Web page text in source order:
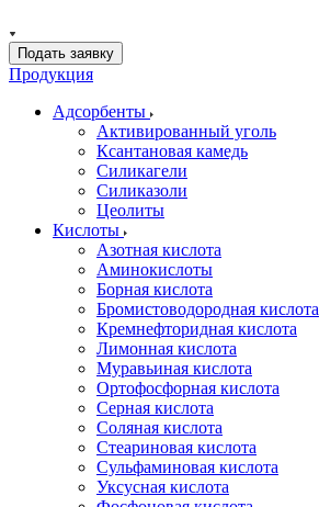
Подать заявку
Продукция
Адсорбенты
Активированный уголь
Ксантановая камедь
Силикагели
Силиказоли
Цеолиты
Кислоты
Азотная кислота
Аминокислоты
Борная кислота
Бромистоводородная кислота
Кремнефторидная кислота
Лимонная кислота
Муравьиная кислота
Ортофосфорная кислота
Серная кислота
Соляная кислота
Стеариновая кислота
Сульфаминовая кислота
Уксусная кислота